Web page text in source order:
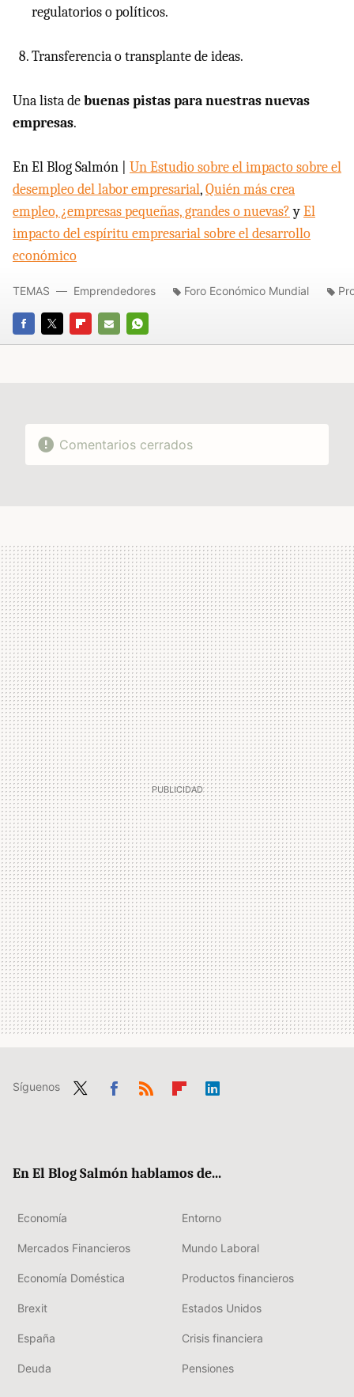
regulatorios o políticos.
Transferencia o transplante de ideas.
Una lista debuenas pistas para nuestras nuevas
empresas.
En El Blog Salmón | Un Estudio sobre el impacto sobre el
desempleo del labor empresarial,Quién más crea
empleo, ¿empresas pequeñas, grandes o nuevas?yEl
impacto del espíritu empresarial sobre el desarrollo
económico
FACEBOOK
TWITTERFLIPBOARD
E-
WHATSAPP
TEMAS Emprendedores Foro Económico Mundial
Comentarios cerrados
Síguenos
En El Blog Salmón hablamos de...
Economía Entorno
Mercados Financieros Mundo Laboral
Economía Doméstica Productos financieros
Brexit Estados Unidos
España Crisis financiera
Deuda Pensiones